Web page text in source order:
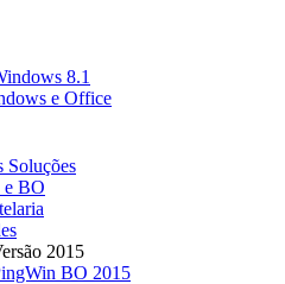
8.1
e Office
Soluções
e BO
2015
BO 2015